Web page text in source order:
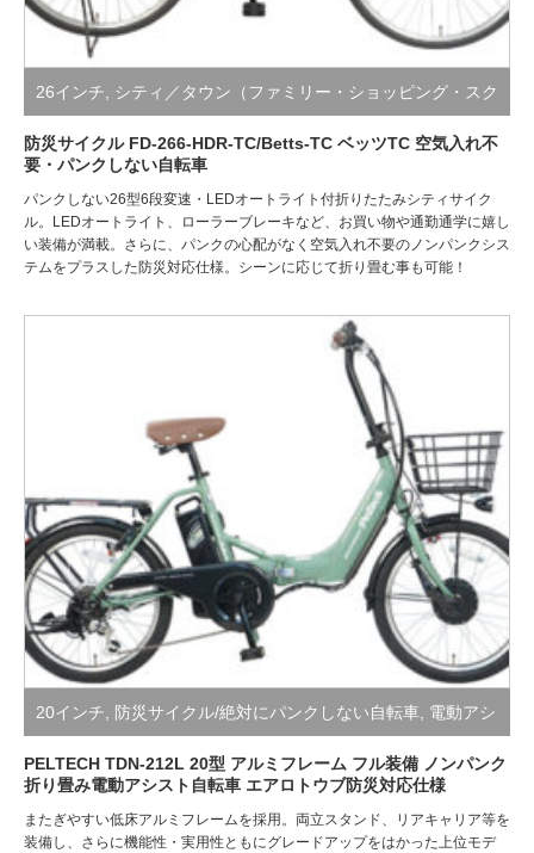
26インチ シティ／タウン（ファミリー・ショッピング・スク
ール）,折り畳み自転車（小径・シティ・スポーツ）,防災サ
防災サイクル FD-266-HDR-TC/Betts-TC ベッツTC 空気入れ不
要・パンクしない自転車
パンクしない26型6段変速・LEDオートライト付折りたたみシティサイク
ル。LEDオートライト、ローラーブレーキなど、お買い物や通勤通学に嬉し
い装備が満載。さらに、パンクの心配がなく空気入れ不要のノンパンクシス
テムをプラスした防災対応仕様。シーンに応じて折り畳む事も可能！
20インチ 防災サイクル/絶対にパンクしない自転車 電動アシ
スト自転車
PELTECH TDN-212L 20型 アルミフレーム フル装備 ノンパンク
折り畳み電動アシスト自転車 エアロトウブ防災対応仕様
またぎやすい低床アルミフレームを採用。両立スタンド、リアキャリア等を
装備し、さらに機能性・実用性ともにグレードアップをはかった上位モデ